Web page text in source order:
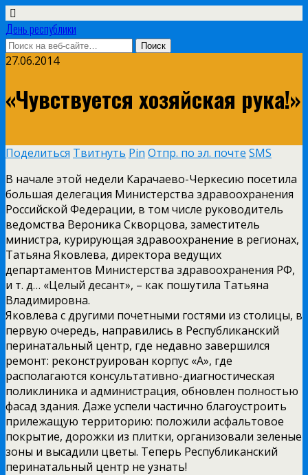
День республики
27.06.2014
«Чувствуется хозяйская рука!»
Поделиться Твитнуть Pin Отпр. по эл. почте SMS
В начале этой недели Карачаево-Черкесию посетила
большая делегация Министерства здравоохранения
Российской Федерации, в том числе руководитель
ведомства Вероника Скворцова, заместитель
министра, курирующая здравоохранение в регионах,
Татьяна Яковлева, директора ведущих
департаментов Министерства здравоохранения РФ,
и т. д… «Целый десант», – как пошутила Татьяна
Владимировна.
Яковлева с другими почетными гостями из столицы, в
первую очередь, направились в Республиканский
перинатальный центр, где недавно завершился
ремонт: реконструирован корпус «А», где
располагаются консультативно-диагностическая
поликлиника и администрация, обновлен полностью
фасад здания. Даже успели частично благоустроить
прилежащую территорию: положили асфальтовое
покрытие, дорожки из плитки, организовали зеленые
зоны и высадили цветы. Теперь Республиканский
перинатальный центр не узнать!